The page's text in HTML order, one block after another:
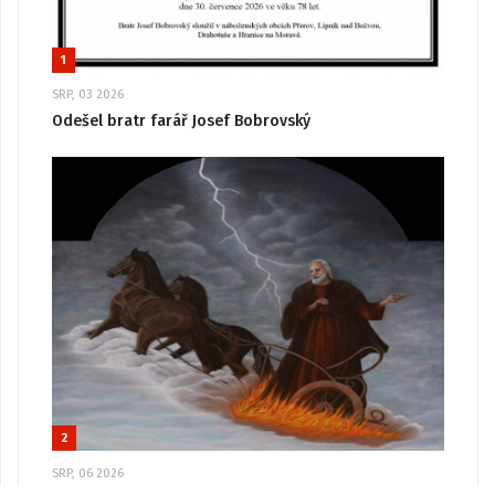
1
SRP, 03 2026
Odešel bratr farář Josef Bobrovský
2
SRP, 06 2026